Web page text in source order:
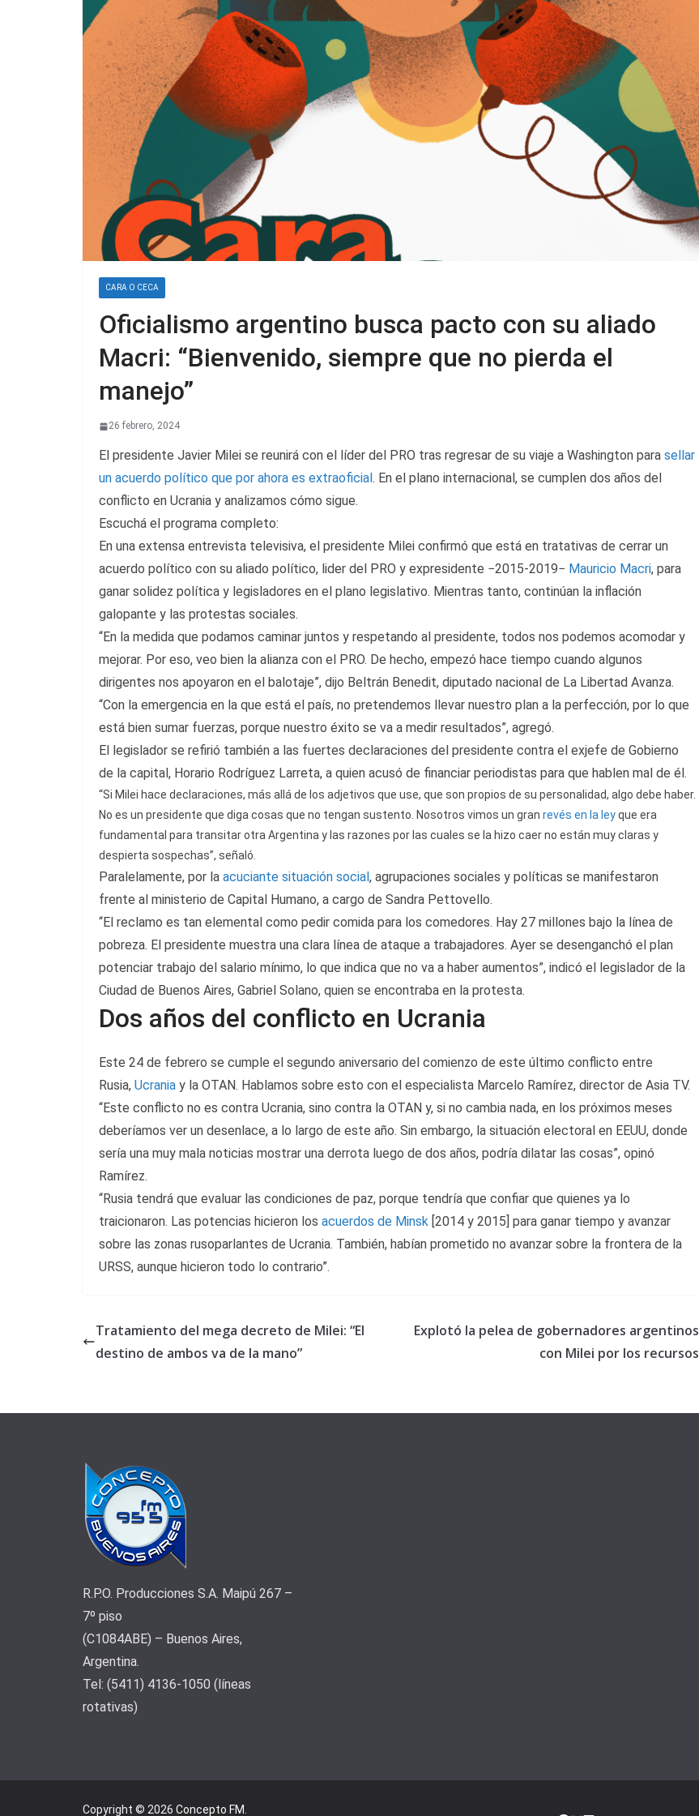
CARA O CECA
Oficialismo argentino busca pacto con su aliado
Macri: “Bienvenido, siempre que no pierda el
manejo”
26 febrero, 2024
El presidente Javier Milei se reunirá con el líder del PRO tras regresar de su viaje a Washington para sellar
un acuerdo político que por ahora es extraoficial . En el plano internacional, se cumplen dos años del
conflicto en Ucrania y analizamos cómo sigue.
Escuchá el programa completo:
En una extensa entrevista televisiva, el presidente Milei confirmó que está en tratativas de cerrar un
acuerdo político con su aliado político, lider del PRO y expresidente −2015-2019− Mauricio Macri, para
ganar solidez política y legisladores en el plano legislativo. Mientras tanto, continúan la inflación
galopante y las protestas sociales.
“En la medida que podamos caminar juntos y respetando al presidente, todos nos podemos acomodar y
mejorar. Por eso, veo bien la alianza con el PRO. De hecho, empezó hace tiempo cuando algunos
dirigentes nos apoyaron en el balotaje”, dijo Beltrán Benedit, diputado nacional de La Libertad Avanza.
“Con la emergencia en la que está el país, no pretendemos llevar nuestro plan a la perfección, por lo que
está bien sumar fuerzas, porque nuestro éxito se va a medir resultados”, agregó.
El legislador se refirió también a las fuertes declaraciones del presidente contra el exjefe de Gobierno
de la capital, Horario Rodríguez Larreta, a quien acusó de financiar periodistas para que hablen mal de él.
“Si Milei hace declaraciones, más allá de los adjetivos que use, que son propios de su personalidad, algo debe haber.
No es un presidente que diga cosas que no tengan sustento. Nosotros vimos un gran revés en la leyque era
fundamental para transitar otra Argentina y las razones por las cuales se la hizo caer no están muy claras y
despierta sospechas”, señaló.
Paralelamente, por la acuciante situación social , agrupaciones sociales y políticas se manifestaron
frente al ministerio de Capital Humano, a cargo de Sandra Pettovello.
“El reclamo es tan elemental como pedir comida para los comedores. Hay 27 millones bajo la línea de
pobreza. El presidente muestra una clara línea de ataque a trabajadores. Ayer se desenganchó el plan
potenciar trabajo del salario mínimo, lo que indica que no va a haber aumentos”, indicó el legislador de la
Ciudad de Buenos Aires, Gabriel Solano, quien se encontraba en la protesta.
Dos años del conflicto en Ucrania
Este 24 de febrero se cumple el segundo aniversario del comienzo de este último conflicto entre
Rusia, Ucrania y la OTAN. Hablamos sobre esto con el especialista Marcelo Ramírez, director de Asia TV.
“Este conflicto no es contra Ucrania, sino contra la OTAN y, si no cambia nada, en los próximos meses
deberíamos ver un desenlace, a lo largo de este año. Sin embargo, la situación electoral en EEUU, donde
sería una muy mala noticias mostrar una derrota luego de dos años, podría dilatar las cosas”, opinó
Ramírez.
“Rusia tendrá que evaluar las condiciones de paz, porque tendría que confiar que quienes ya lo
traicionaron. Las potencias hicieron los acuerdos de Minsk [2014 y 2015] para ganar tiempo y avanzar
sobre las zonas rusoparlantes de Ucrania. También, habían prometido no avanzar sobre la frontera de la
URSS, aunque hicieron todo lo contrario”.
Tratamiento del mega decreto de Milei: “El
destino de ambos va de la mano”
Explotó la pelea de gobernadores argentinos
con Milei por los recursos
R.P.O. Producciones S.A. Maipú 267 –
7º piso
(C1084ABE) – Buenos Aires,
Argentina.
Tel: (5411) 4136-1050 (líneas
rotativas)
Copyright © 2026 Concepto FM.